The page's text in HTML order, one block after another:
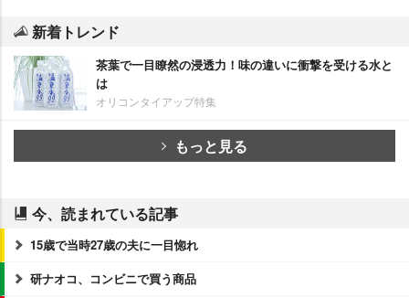
新着トレンド
茶葉で一目瞭然の浸透力！味の違いに衝撃を受ける水と
は
オリコンタイアップ特集
もっと見る
今、読まれている記事
15歳で当時27歳の夫に一目惚れ
研ナオコ、コンビニで買う商品